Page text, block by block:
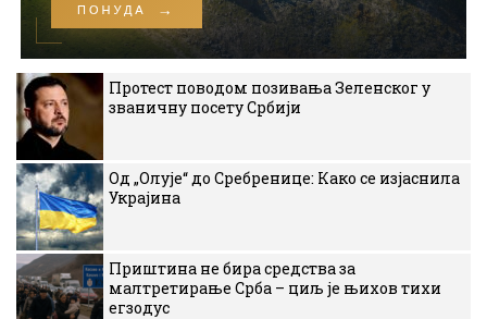
Протест поводом позивања Зеленског у
званичну посету Србији
Од „Олује“ до Сребренице: Како се изјаснила
Украјина
Приштина не бира средства за
малтретирање Срба – циљ је њихов тихи
егзодус